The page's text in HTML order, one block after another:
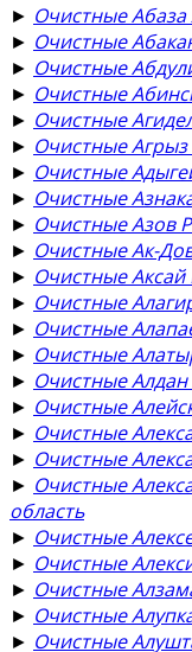
► Очистные Абаза
► Очистные
► Очистные
► Очистные
► Очистные
► Очистные Агрыз
► Очистные
► Очистные
► Очистные Азов
► Очистные Ак-
► Очистные Аксай
► Очистные
► Очистные
► Очистные
► Очистные Алдан
► Очистные
► Очистные
► Очистные
► Очистные
область
► Очистные
► Очистные
► Очистные
► Очистные
► Очистные